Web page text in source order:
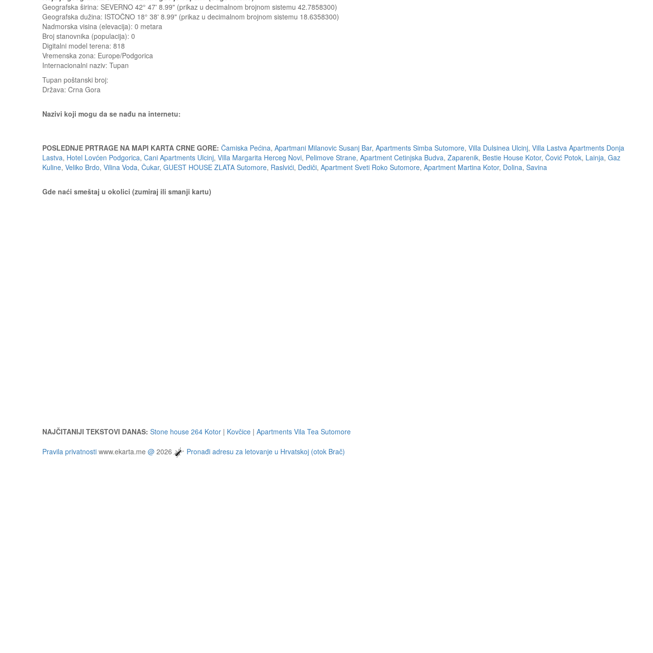
Geografska širina: SEVERNO 42° 47' 8.99" (prikaz u decimalnom brojnom sistemu 42.7858300)
Geografska dužina: ISTOČNO 18° 38' 8.99" (prikaz u decimalnom brojnom sistemu 18.6358300)
Nadmorska visina (elevacija): 0 metara
Broj stanovnika (populacija): 0
Digitalni model terena: 818
Vremenska zona: Europe/Podgorica
Internacionalni naziv: Tupan
Tupan poštanski broj:
Država: Crna Gora
Nazivi koji mogu da se nađu na internetu:
POSLEDNJE PRTRAGE NA MAPI KARTA CRNE GORE: Čamiska Pećina, Apartmani Milanovic Susanj Bar, Apartments Simba Sutomore, Villa Dulsinea Ulcinj, Villa Lastva Apartments Donja
Lastva, Hotel Lovćen Podgorica, Cani Apartments Ulcinj, Villa Margarita Herceg Novi, Pelimove Strane, Apartment Cetinjska Budva, Zaparenik, Bestie House Kotor, Čović Potok, Lainja, Gaz
Kuline, Veliko Brdo, Vilina Voda, Čukar, GUEST HOUSE ZLATA Sutomore, Raslvići, Dediči, Apartment Sveti Roko Sutomore, Apartment Martina Kotor, Dolina, Savina
Gde naći smeštaj u okolici (zumiraj ili smanji kartu)
NAJČITANIJI TEKSTOVI DANAS: Stone house 264 Kotor | Kovčice | Apartments Vila Tea Sutomore
Pravila privatnosti www.ekarta.me @ 2026 Pronađi adresu za letovanje u Hrvatskoj (otok Brač)